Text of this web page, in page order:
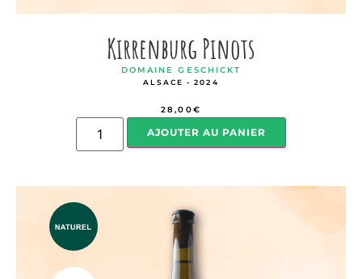
Kirrenburg Pinots
DOMAINE GESCHICKT
ALSACE - 2024
28,00€
AJOUTER AU PANIER